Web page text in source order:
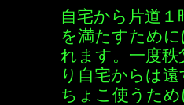
自宅から片道
を満たすため
れます。一度
り自宅からは
ちょこ使うた